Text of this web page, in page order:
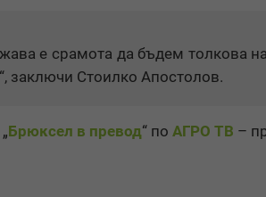
е срамота да бъдем толкова
заключи Стоилко Апостолов.
Брюксел в превод“ по АГРО ТВ –